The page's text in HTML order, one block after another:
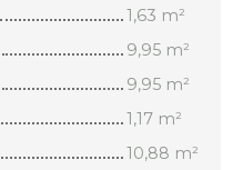
1,63 m²
9,95 m²
9,95 m²
1,17 m²
10,88 m²